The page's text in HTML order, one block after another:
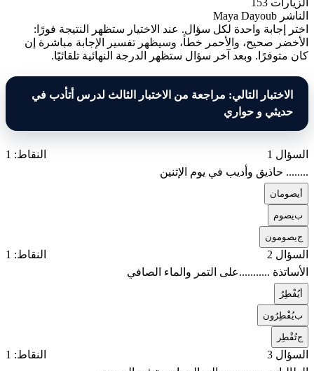
الناشر Maya Dayoub
اختر إجابة واحدة لكل سؤال. عند الاختيار ستظهر النتيجة فورًا:
الأخضر صحيح، والأحمر خطأ، وسيظهر تفسير الإجابة مباشرة إن
كان متوفرًا. وبعد آخر سؤال ستظهر الدرجة النهائية تلقائيًا.
الاختبار التالي: مراجعة من الاختبار الثالث لدرس أتأدب في
حديثي و حواري
السؤال 1
النقاط: 1
........ حاذيق وأديب في يوم الإثنين
يصومان
بيصوم
جيصومون
السؤال 2
النقاط: 1
الأساتذة ...........على التمر والماء الصافي
يُفْطِرُ
بيُفْطِرُون
جتُفْطِر
السؤال 3
النقاط: 1